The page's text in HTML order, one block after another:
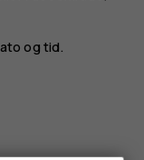
og tid.